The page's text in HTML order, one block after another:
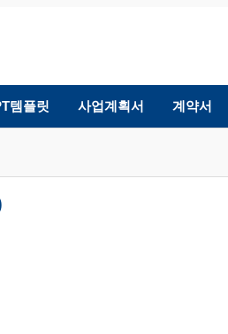
템플릿 사업계획서 계약서